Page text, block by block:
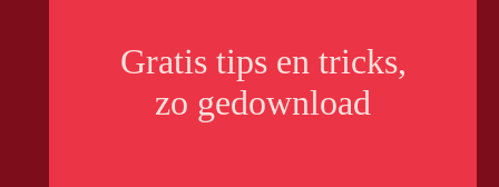
Gratis tips en tricks,
zo gedownload